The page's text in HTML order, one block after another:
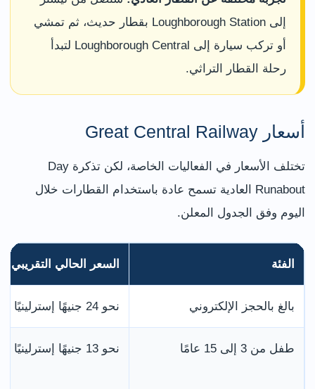
إلى Loughborough Station بقطار حديث، ثم تمشي
أو تركب سيارة إلى Loughborough Central لتبدأ
رحلة القطار التراثي.
أسعار Great Central Railway
تختلف الأسعار في الفعاليات الخاصة، لكن تذكرة Day
Runabout العادية تسمح عادة باستخدام القطارات خلال
اليوم وفق الجدول المعلن.
الفئة السعر الحالي التقريبي
بالغ بالحجز الإلكتروني نحو 24 جنيهًا إسترلينيًا
طفل من 3 إلى 15 عامًا نحو 13 جنيهًا إسترلينيًا